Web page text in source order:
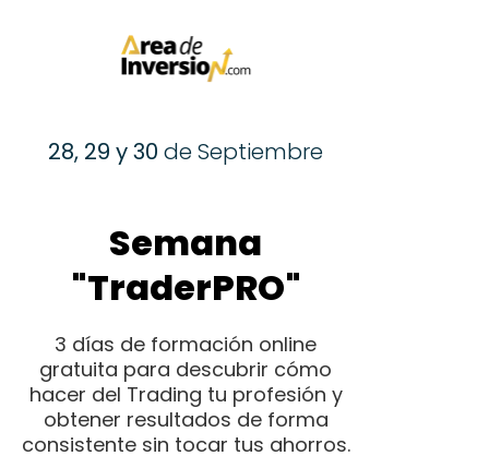
28, 29 y 30 de Septiembre
Semana
"TraderPRO"
3 días de formación online
gratuita para descubrir cómo
hacer del Trading tu profesión y
obtener resultados de forma
consistente sin tocar tus ahorros.